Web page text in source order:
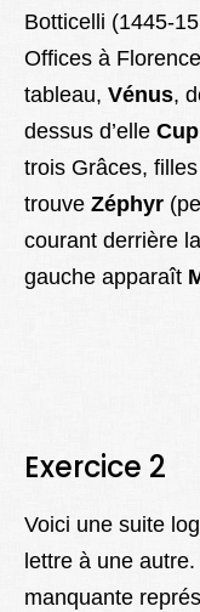
Botticelli (1445-
Offices à
tableau, Vénus,
dessus d’elle
trois Grâces,
trouve Zéphyr
courant derrière
gauche apparaît
Exercice 2
Voici une suite
lettre à une
manquante